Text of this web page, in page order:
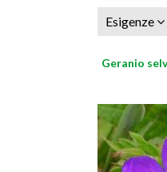
Esigenze
Geranio